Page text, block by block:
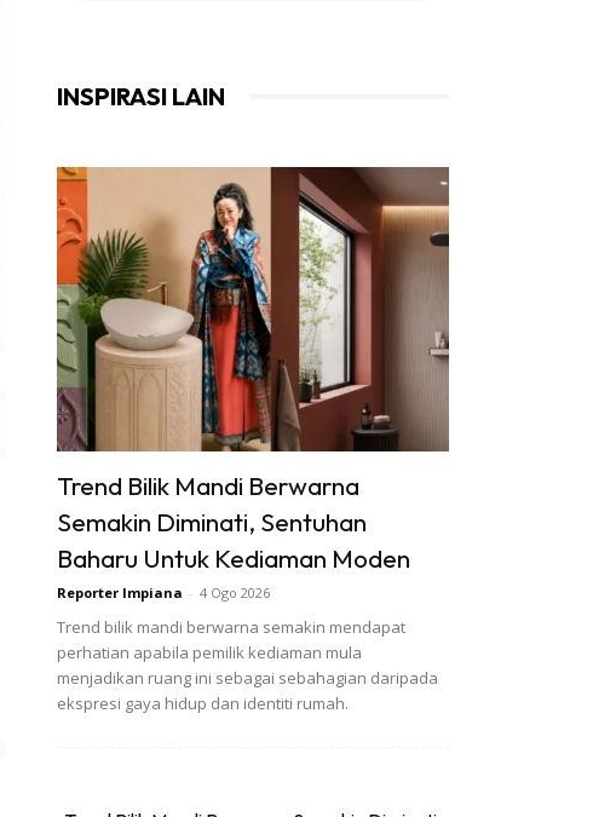
INSPIRASI LAIN
Trend Bilik Mandi Berwarna
Semakin Diminati, Sentuhan
Baharu Untuk Kediaman Moden
Reporter Impiana - 4 Ogo 2026
Trend bilik mandi berwarna semakin mendapat
perhatian apabila pemilik kediaman mula
menjadikan ruang ini sebagai sebahagian daripada
ekspresi gaya hidup dan identiti rumah.